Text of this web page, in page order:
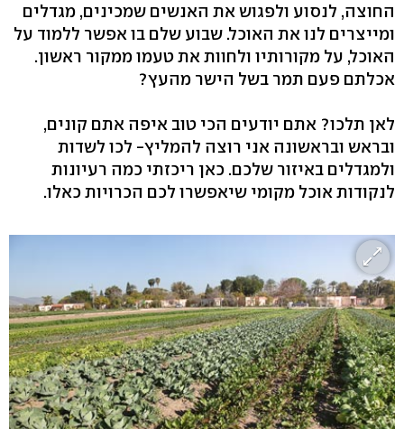
החוצה, לנסוע ולפגוש את האנשים שמכינים, מגדלים
ומייצרים לנו את האוכל. שבוע שלם בו אפשר ללמוד על
האוכל, על מקורותיו ולחוות את טעמו ממקור ראשון.
אכלתם פעם תמר בשל הישר מהעץ?
לאן תלכו? אתם יודעים הכי טוב איפה אתם קונים,
ובראש ובראשונה אני רוצה להמליץ- לכו לשדות
ולמגדלים באיזור שלכם. כאן ריכזתי כמה רעיונות
לנקודות אוכל מקומי שיאפשרו לכם הכרויות כאלו.